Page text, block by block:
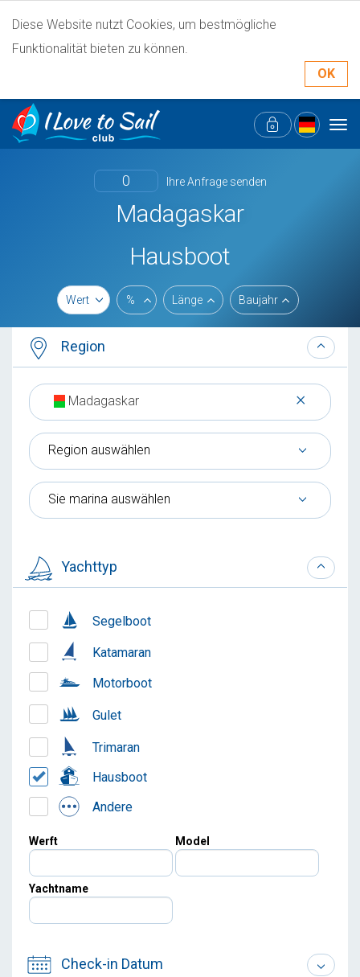
Diese Website nutzt Cookies, um bestmögliche
Funktionalität bieten zu können.
OK
0 Ihre Anfrage senden
Madagaskar
Hausboot
Wert % Länge Baujahr
Region
×
Madagaskar
Region auswählen
Sie marina auswählen
Yachttyp
Segelboot
Katamaran
Motorboot
Gulet
Trimaran
Hausboot
Andere
Werft Model
Yachtname
Check-in Datum